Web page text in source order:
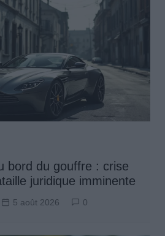
bord du gouffre : crise
juridique imminente
5 août 2026 0